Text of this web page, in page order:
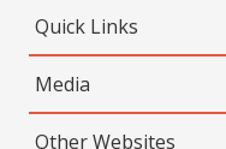
Quick Links
Media
Other Websites